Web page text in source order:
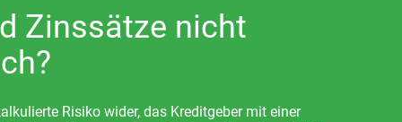
Zinssätze nicht
Risiko wider, das Kreditgeber mit einer